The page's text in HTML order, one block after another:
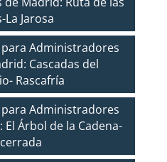
La Jarosa
Administradores
Cascadas del
Rascafría
Administradores
El Árbol de la Cadena-